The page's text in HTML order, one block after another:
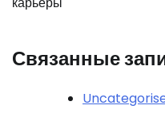
Связанные